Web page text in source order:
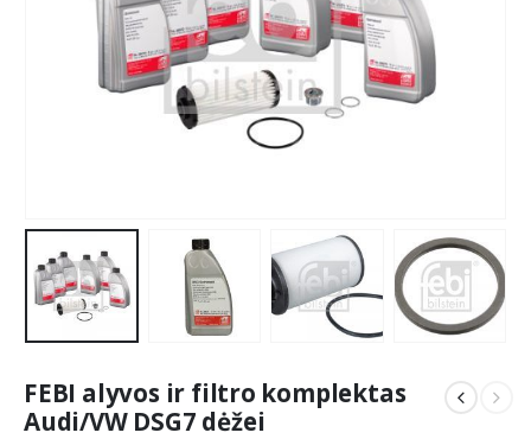
FEBI alyvos ir filtro komplektas
Audi/VW DSG7 dėžei